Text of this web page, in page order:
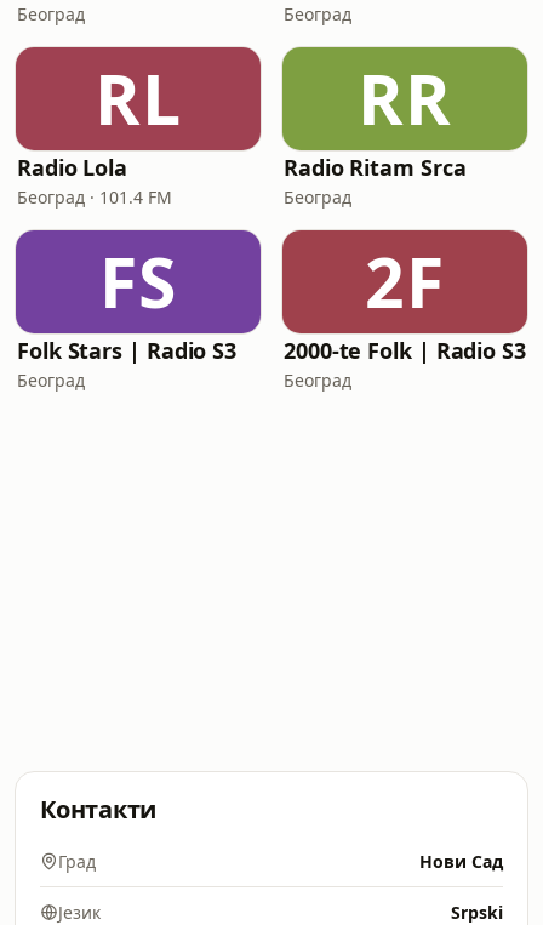
Београд Београд
RL
Radio Lola
Београд · 101.4 FM
RR
Radio Ritam Srca
Београд
FS
Folk Stars | Radio S3
Београд
2F
2000-te Folk | Radio S3
Београд
Контакти
Град Нови Сад
Језик Srpski